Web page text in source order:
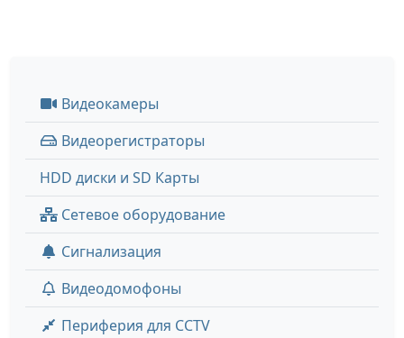
Видеокамеры
Видеорегистраторы
HDD диски и SD Карты
Сетевое оборудование
Сигнализация
Видеодомофоны
Периферия для CCTV